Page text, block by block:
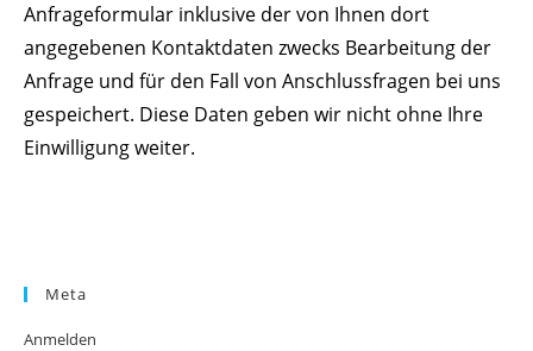
Anfrageformular inklusive der von Ihnen dort
angegebenen Kontaktdaten zwecks Bearbeitung der
Anfrage und für den Fall von Anschlussfragen bei uns
gespeichert. Diese Daten geben wir nicht ohne Ihre
Einwilligung weiter.
Meta
Anmelden